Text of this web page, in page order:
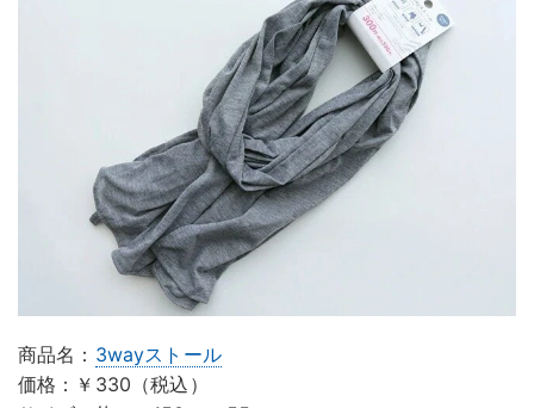
商品名： 3wayストール
価格：￥330（税込）